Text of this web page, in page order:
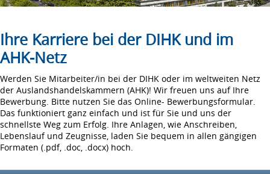
Ihre Karriere bei der DIHK und im
AHK-Netz
Werden Sie Mitarbeiter/in bei der DIHK oder im weltweiten Netz
der Auslandshandelskammern (AHK)! Wir freuen uns auf Ihre
Bewerbung. Bitte nutzen Sie das Online- Bewerbungsformular.
Das funktioniert ganz einfach und ist für Sie und uns der
schnellste Weg zum Erfolg. Ihre Anlagen, wie Anschreiben,
Lebenslauf und Zeugnisse, laden Sie bequem in allen gängigen
Formaten (.pdf, .doc, .docx) hoch.